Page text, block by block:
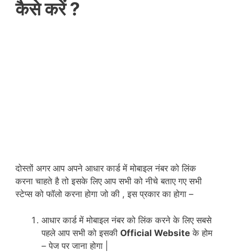
कैसे करें ?
दोस्तों अगर आप अपने आधार कार्ड में मोबाइल नंबर को लिंक
करना चाहते है तो इसके लिए आप सभी को नीचे बताए गए सभी
स्टेप्स को फॉलो करना होगा जो की , इस प्रकार का होगा –
आधार कार्ड में मोबाइल नंबर को लिंक करने के लिए सबसे
पहले आप सभी को इसकी Official Website के होम
– पेज पर जाना होगा |